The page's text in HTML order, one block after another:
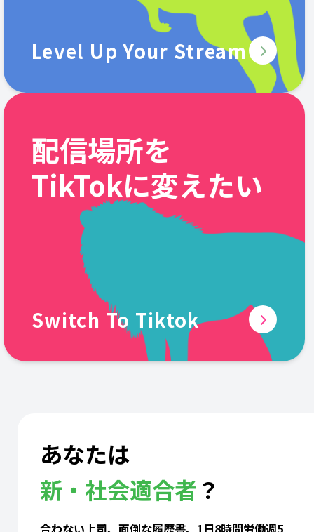
Level Up Your Stream
配信場所を
TikTokに変えたい
Switch To Tiktok
あなたは
新・社会適合者？
合わない上司、面倒な履歴書、1日8時間労働週5